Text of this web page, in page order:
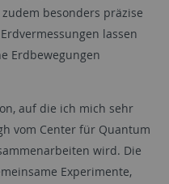
besonders präzise
lassen
Erdbewegungen
auf die ich mich sehr
vom Center für Quantum
wird. Die
Experimente,